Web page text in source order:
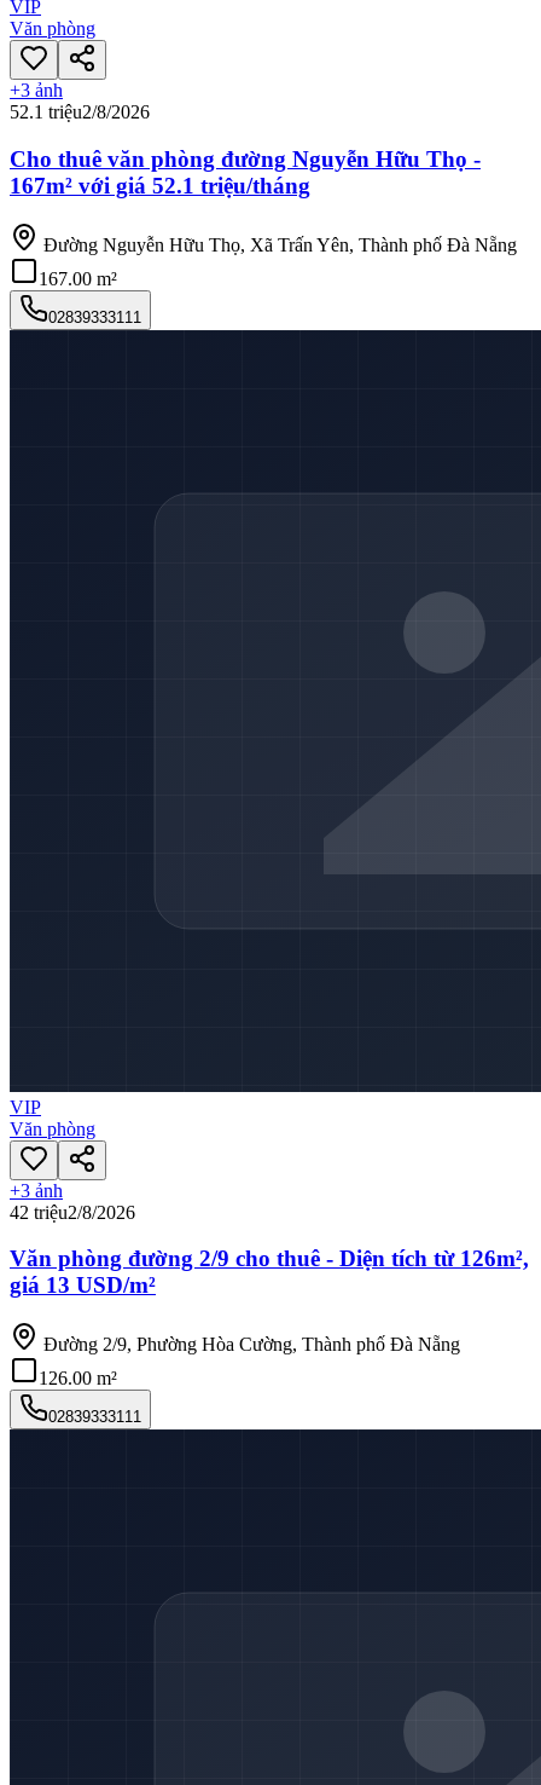
VIP
Văn phòng
+3 ảnh
52.1 triệu2/8/2026
Cho thuê văn phòng đường Nguyễn Hữu Thọ -
167m² với giá 52.1 triệu/tháng
Đường Nguyễn Hữu Thọ, Xã Trấn Yên, Thành phố Đà Nẵng
167.00 m²
02839333111
VIP
Văn phòng
+3 ảnh
42 triệu2/8/2026
Văn phòng đường 2/9 cho thuê - Diện tích từ 126m²,
giá 13 USD/m²
Đường 2/9, Phường Hòa Cường, Thành phố Đà Nẵng
126.00 m²
02839333111